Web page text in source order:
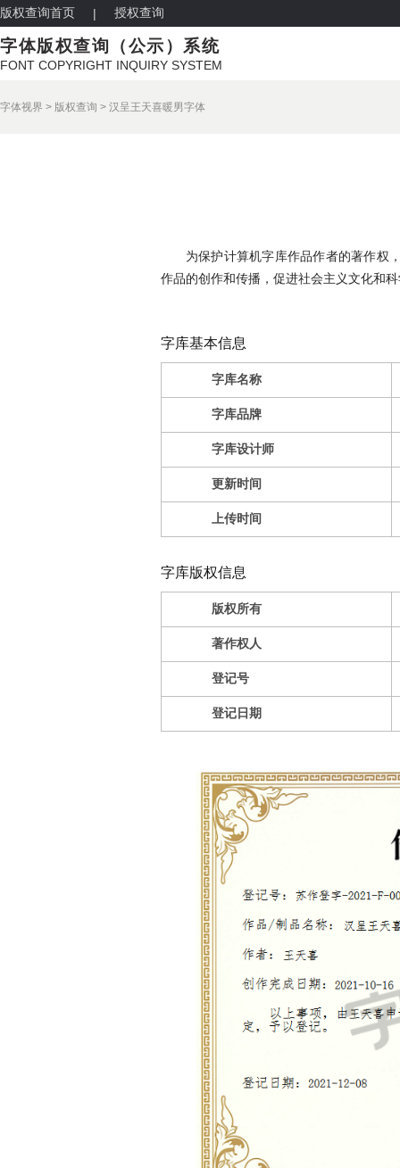
版权查询首页 | 授权查询
字体版权查询（公示）系统
FONT COPYRIGHT INQUIRY SYSTEM
字体视界 > 版权查询 > 汉呈王天喜暖男字体
为保护计算机字库作品作者的著作权
作品的创作和传播，促进社会主义文化和
字库基本信息
字库名称
字库品牌
字库设计师
更新时间
上传时间
字库版权信息
版权所有
著作权人
登记号
登记日期